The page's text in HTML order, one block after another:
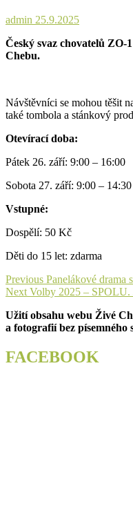
admin 25.9.2025
Český svaz chovatelů
Chebu.
Návštěvníci se mohou těšit
také tombola a stánkový
Otevírací doba:
Pátek 26. září: 9:00 – 16:00
Sobota 27. září: 9:00 – 14:30
Vstupné:
Dospělí: 50 Kč
Děti do 15 let: zdarma
Navigace
pro
příspěvek
Previous Previous
post:
Panelákové drama
Next Next
Volby 2025 – SPOLU.
Užití obsahu webu Živé
a fotografií bez písemného
FACEBOOK